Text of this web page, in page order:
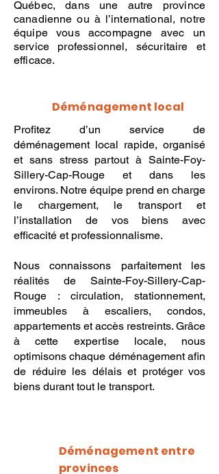
Québec, dans une autre province
canadienne ou à l’international, notre
équipe vous accompagne avec un
service professionnel, sécuritaire et
efficace.
Déménagement local
Profitez d’un service de
déménagement local rapide, organisé
et sans stress partout à Sainte-Foy-
Sillery-Cap-Rouge et dans les
environs. Notre équipe prend en charge
le chargement, le transport et
l’installation de vos biens avec
efficacité et professionnalisme.
Nous connaissons parfaitement les
réalités de Sainte-Foy-Sillery-Cap-
Rouge : circulation, stationnement,
immeubles à escaliers, condos,
appartements et accès restreints. Grâce
à cette expertise locale, nous
optimisons chaque déménagement afin
de réduire les délais et protéger vos
biens durant tout le transport.
Déménagement entre
provinces